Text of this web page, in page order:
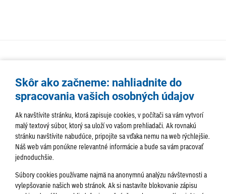
AKTUALITY TÉMA SAMOSPRÁVA
SERVIS
HISTÓRIA PODUJATIA
Skôr ako začneme: nahliadnite do
spracovania vašich osobných údajov
Ak navštívite stránku, ktorá zapisuje cookies, v počítači sa vám vytvorí
malý textový súbor, ktorý sa uloží vo vašom prehliadači. Ak rovnakú
stránku navštívite nabudúce, pripojíte sa vďaka nemu na web rýchlejšie.
Náš web vám ponúkne relevantné informácie a bude sa vám pracovať
jednoduchšie.
Súbory cookies používame najmä na anonymnú analýzu návštevnosti a
vylepšovanie našich web stránok. Ak si nastavíte blokovanie zápisu